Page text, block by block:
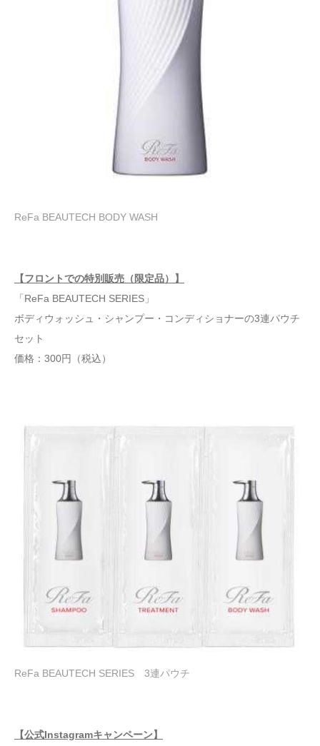
ReFa BEAUTECH BODY WASH
【フロントでの特別販売（限定品）】
「ReFa BEAUTECH SERIES」
ボディウォッシュ・シャンプー・コンディショナーの3連パウチ
セット
価格：300円（税込）
ReFa BEAUTECH SERIES 3連パウチ
【公式Instagramキャンペーン】